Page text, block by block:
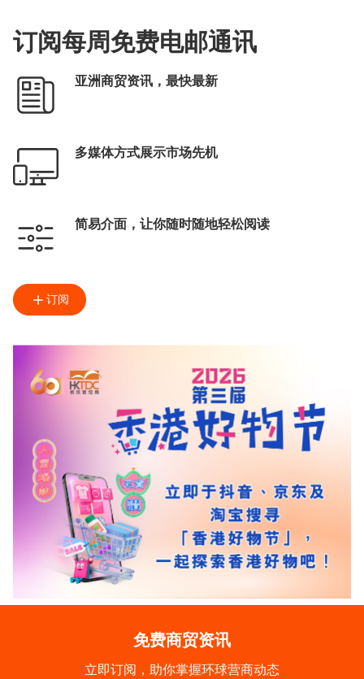
订阅每周免费电邮通讯
亚洲商贸资讯，最快最新
多媒体方式展示市场先机
简易介面，让你随时随地轻松阅读
订阅
免费商贸资讯
立即订阅，助你掌握环球营商动态